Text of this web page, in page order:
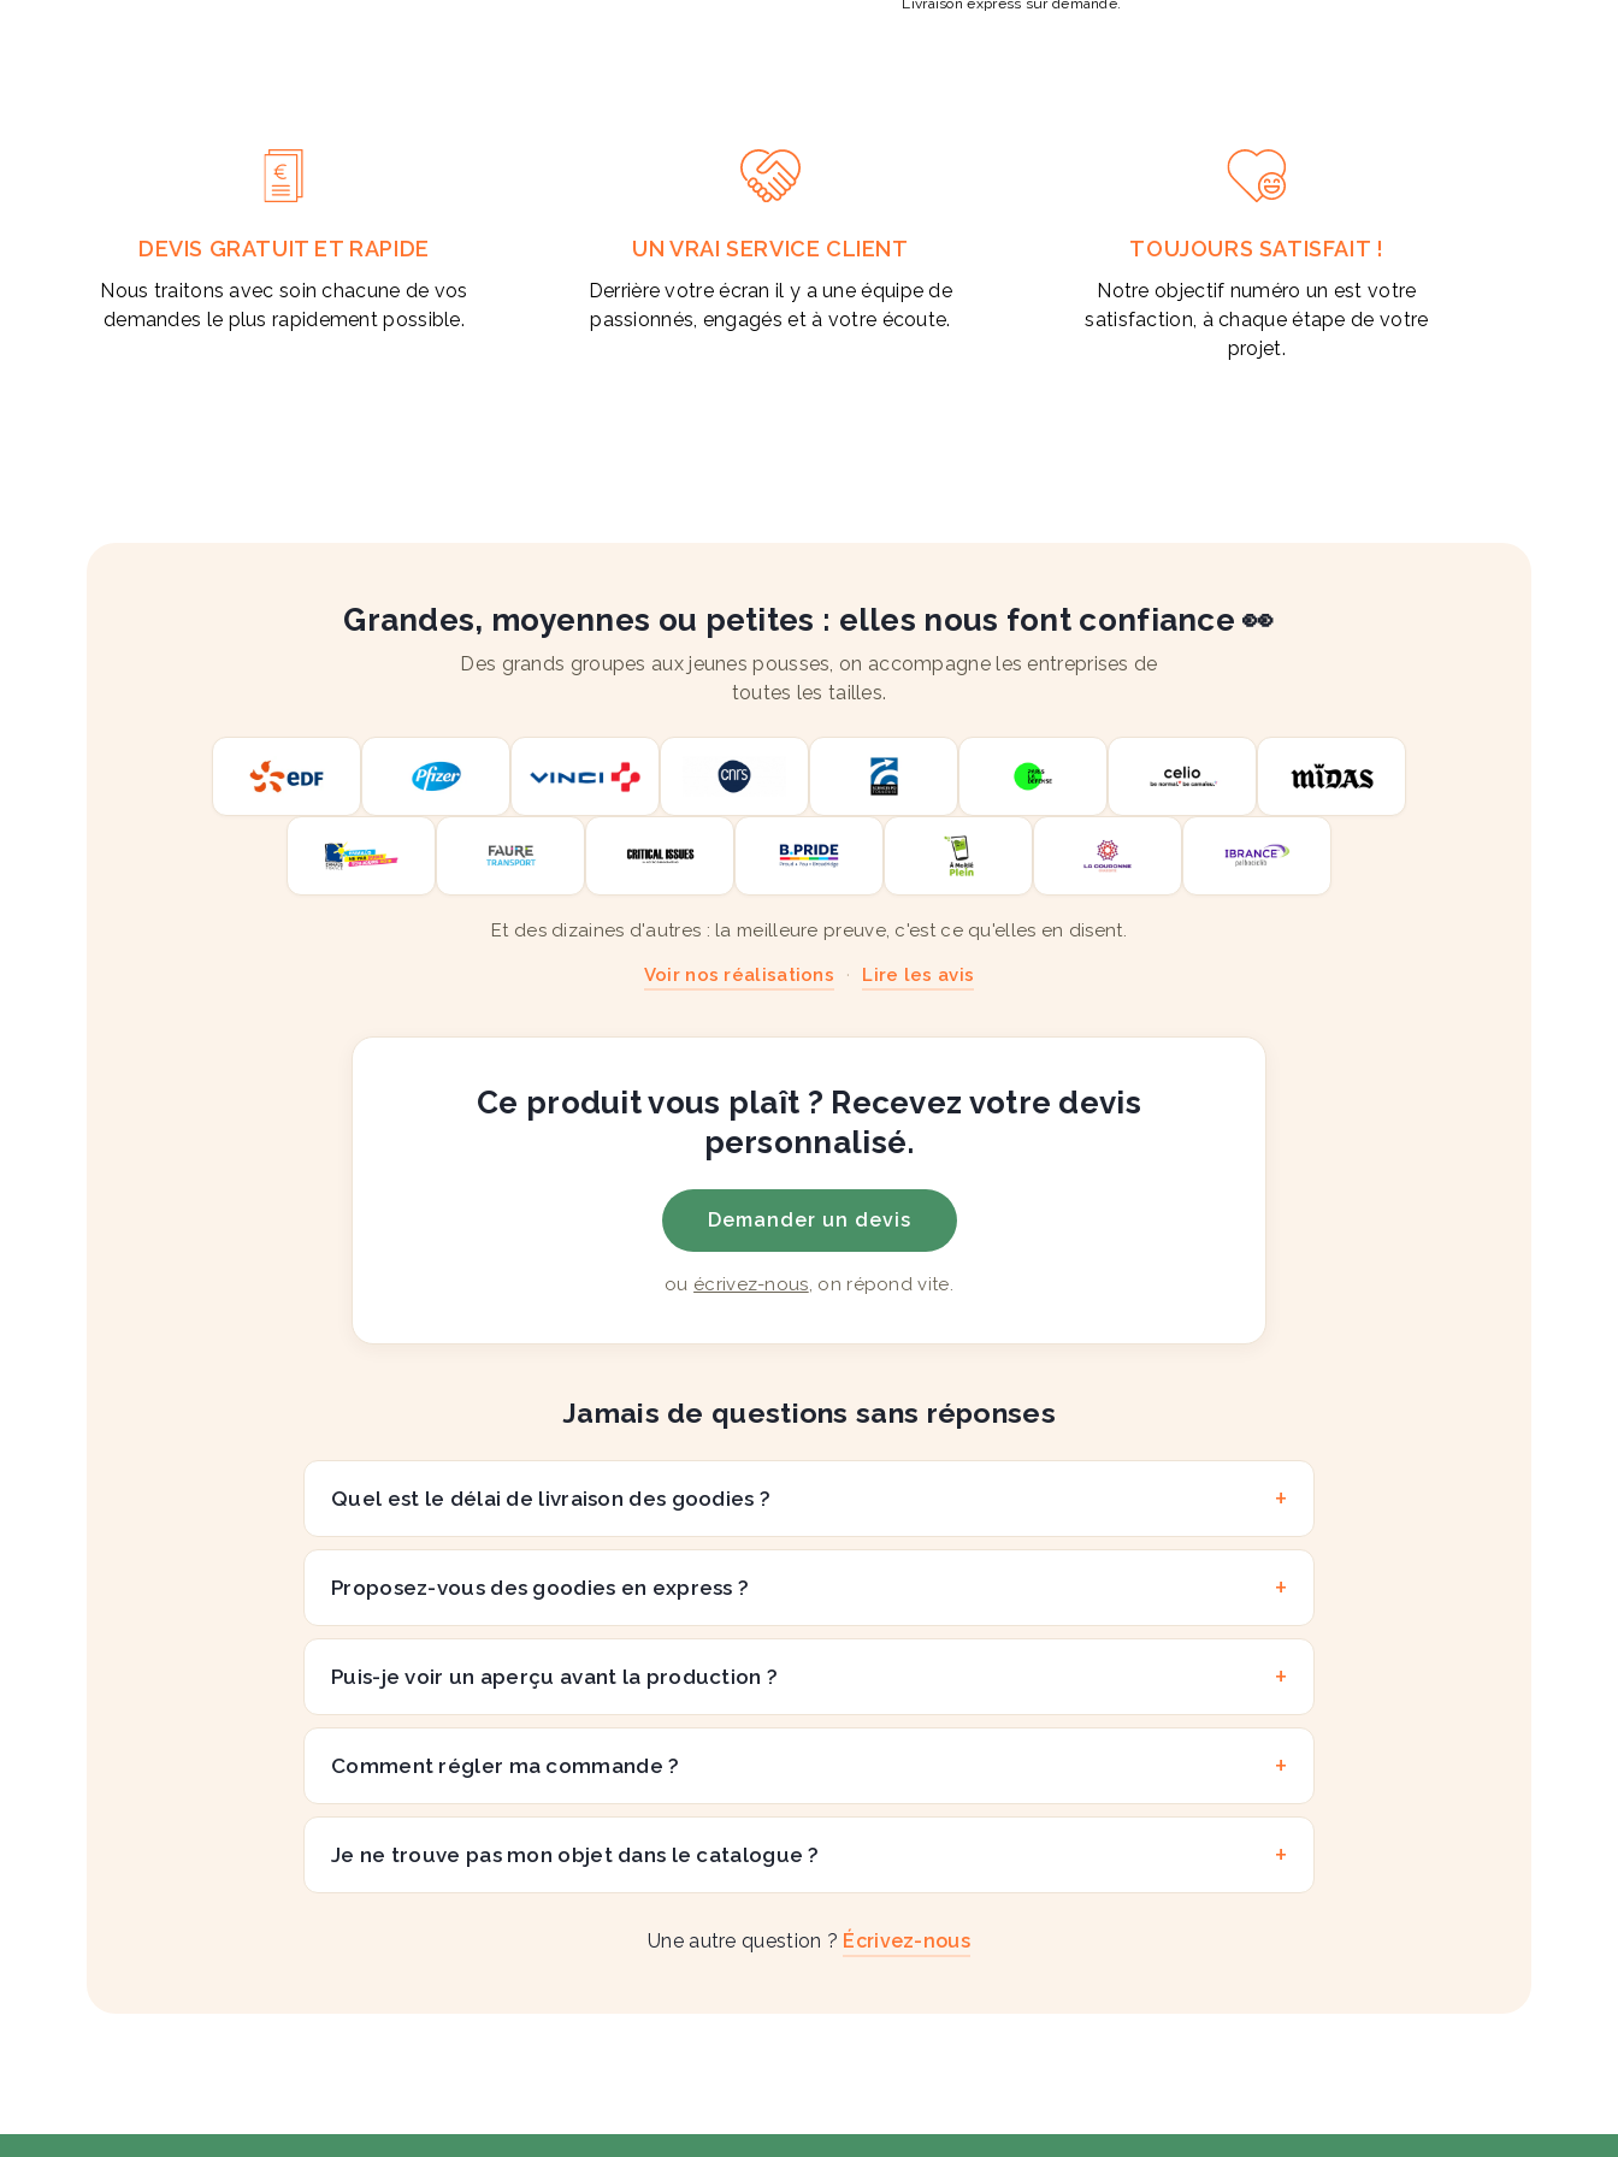
DEVIS GRATUIT ET RAPIDE
Nous traitons avec soin chacune de vos
demandes le plus rapidement possible.
UN VRAI SERVICE CLIENT
Derrière votre écran il y a une équipe de
passionnés, engagés et à votre écoute.
TOUJOURS SATISFAIT !
Notre objectif numéro un est votre
satisfaction, à chaque étape de votre
projet.
Grandes, moyennes ou petites : elles nous font confiance 👀
Des grands groupes aux jeunes pousses, on accompagne les entreprises de
toutes les tailles.
Et des dizaines d'autres : la meilleure preuve, c'est ce qu'elles en disent.
Voir nos réalisations · Lire les avis
Ce produit vous plaît ? Recevez votre devis
personnalisé.
Demander un devis
ou écrivez-nous, on répond vite.
Jamais de questions sans réponses
Quel est le délai de livraison des goodies ?
Proposez-vous des goodies en express ?
Puis-je voir un aperçu avant la production ?
Comment régler ma commande ?
Je ne trouve pas mon objet dans le catalogue ?
Une autre question ? Écrivez-nous